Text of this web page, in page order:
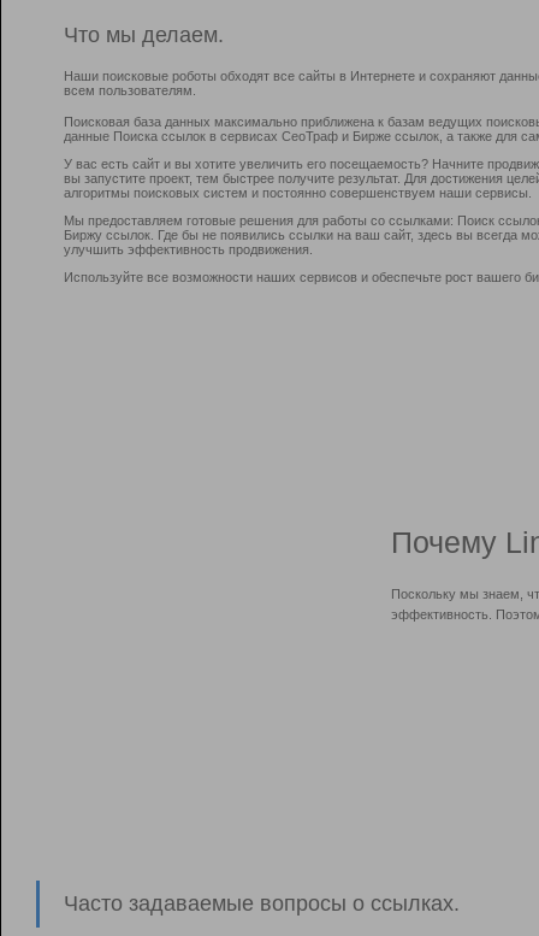
Что мы делаем.
Наши поисковые роботы обходят все сайты в Интернете и сохраняют
всем пользователям.
Поисковая база данных максимально приближена к базам ведущих
данные Поиска ссылок в сервисах СеоТраф и Бирже ссылок, а также для
У вас есть сайт и вы хотите увеличить его посещаемость? Начните
вы запустите проект, тем быстрее получите результат. Для достижения
алгоритмы поисковых систем и постоянно совершенствуем наши сервисы.
Мы предоставляем готовые решения для работы со ссылками: Поиск
Биржу ссылок. Где бы не появились ссылки на ваш сайт, здесь вы всегда
улучшить эффективность продвижения.
Используйте все возможности наших сервисов и обеспечьте рост вашего
Почему
Поскольку мы знаем,
эффективность.
Часто задаваемые вопросы о ссылках.